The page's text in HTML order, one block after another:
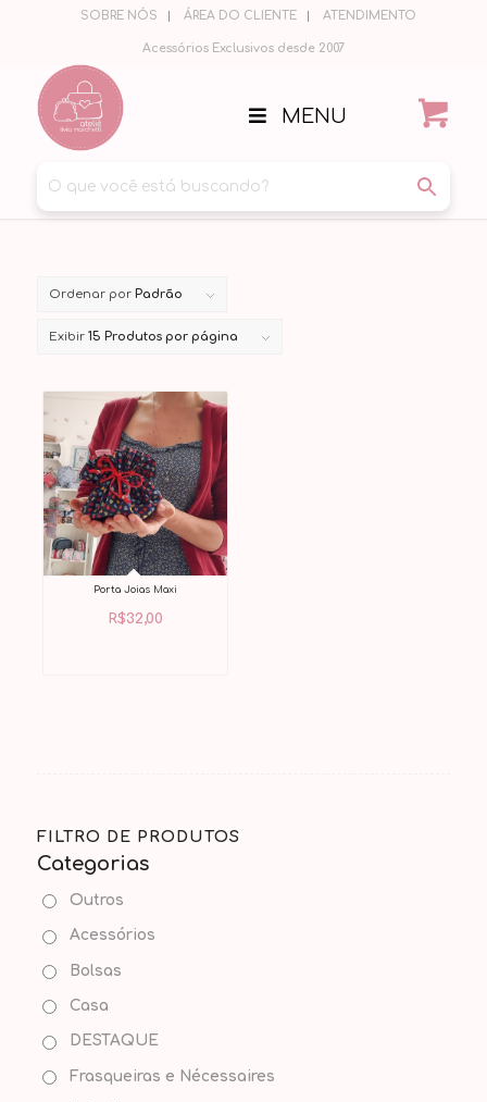
SOBRE NÓS ÁREA DO CLIENTE ATENDIMENTO
Acessórios Exclusivos desde 2007
MENU
Ordenar por Padrão
Exibir 15 Produtos por página
Porta Joias Maxi
R$32,00
FILTRO DE PRODUTOS
Categorias
Outros
Acessórios
Bolsas
Casa
DESTAQUE
Frasqueiras e Nécessaires